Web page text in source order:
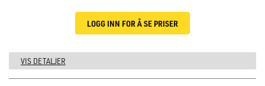
LOGG INN FOR Å SE PRISER
VIS DETALJER